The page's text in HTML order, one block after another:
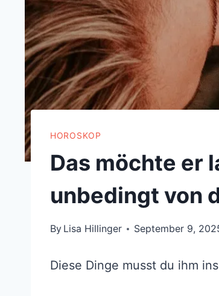
HOROSKOP
Das möchte er
unbedingt von
By Lisa Hillinger September 9,
Diese Dinge musst du ihm